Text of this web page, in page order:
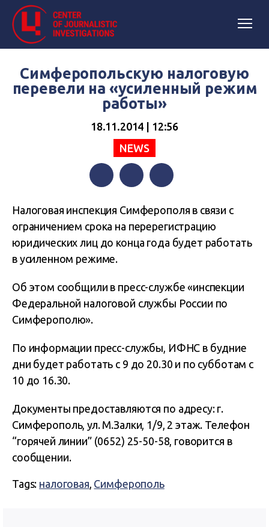
Симферопольскую налоговую
перевели на «усиленный режим
работы»
18.11.2014 | 12:56
NEWS
Налоговая инспекция Симферополя в связи с
ограничением срока на перерегистрацию
юридических лиц до конца года будет работать
в усиленном режиме.
Об этом сообщили в пресс-службе «инспекции
Федеральной налоговой службы России по
Симферополю».
По информации пресс-службы, ИФНС в будние
дни будет работать с 9 до 20.30 и по субботам с
10 до 16.30.
Документы предоставляются по адресу: г.
Симферополь, ул. М.Залки, 1/9, 2 этаж. Телефон
“горячей линии” (0652) 25-50-58, говорится в
сообщении.
Tags: налоговая, Симферополь